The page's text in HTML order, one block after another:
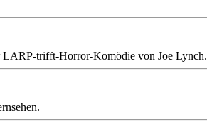
LARP-trifft-Horror-Komödie von Joe Lynch.